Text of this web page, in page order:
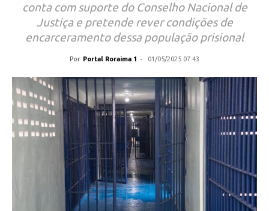
conta com suporte do Conselho Nacional de
Justiça e pretende rever condições de
encarceramento dessa população prisional
Por Portal Roraima 1 - 01/05/2025 07:43